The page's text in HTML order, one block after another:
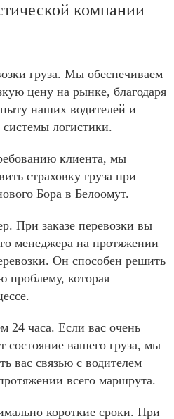
компании
груза. Мы обеспечиваем
цену на рынке, благодаря
наших водителей и
логистики.
клиента, мы
страховку груза при
Бора в Белоомут.
При заказе перевозки вы
менеджера на протяжении
Он способен решить
проблему, которая
24 часа. Если вас очень
состояние вашего груза, мы
вас связью с водителем
всего маршрута.
короткие сроки. При